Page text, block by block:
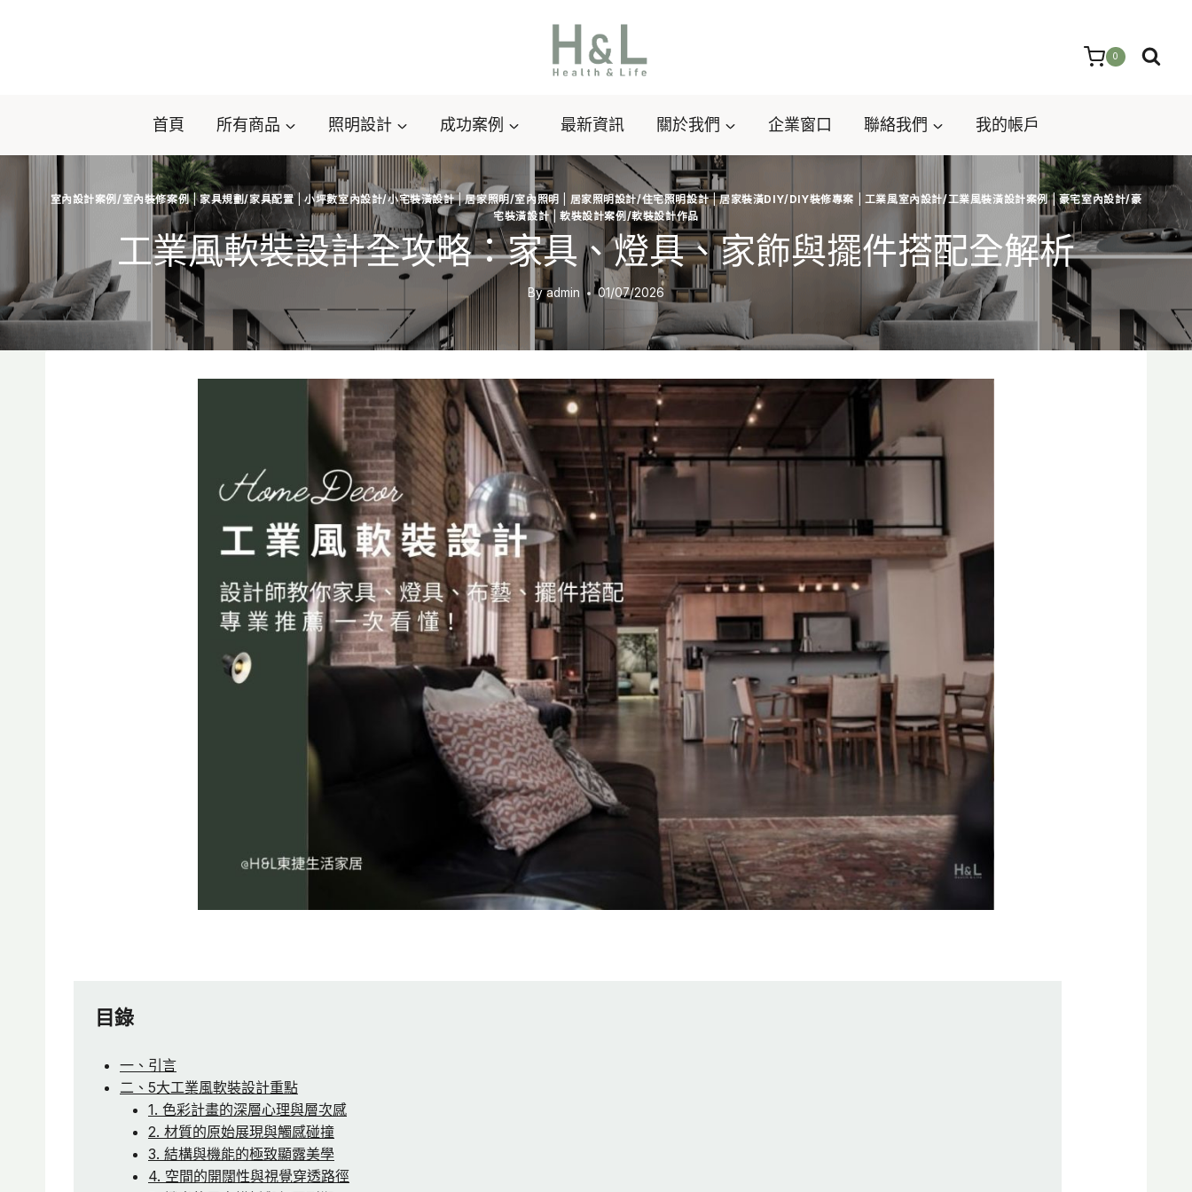
0
首頁 所有商品 照明設計 成功案例 最新資訊 關於我們 企業窗口 聯絡我們 我的帳戶
室內設計案例/室內裝修案例|家具規劃/家具配置|小坪數室內設計/小宅裝潢設計|居家照明/室內照明 居家照明設計/住宅照明設計|居家裝潢DIY/DIY裝修專案 工業風室內設計/工業風裝潢設計案例|豪宅室內設計/豪
宅裝潢設計|軟裝設計案例/軟裝設計作品
工業風軟裝設計全攻略：家具、燈具、家飾與擺件搭配全解析
Byadmin 01/07/2026
目錄
一、引言
二、5大工業風軟裝設計重點
1. 色彩計畫的深層心理與層次感
2. 材質的原始展現與觸感碰撞
3. 結構與機能的極致顯露美學
4. 空間的開闊性與視覺穿透路徑